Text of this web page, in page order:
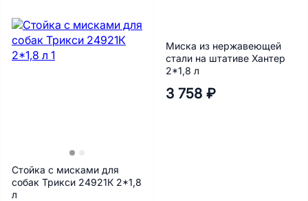
Стойка с мисками для
собак Трикси 24921К 2*1,8
л
Миска из нержавеющей
стали на штативе Хантер
2*1,8 л
3 758 ₽